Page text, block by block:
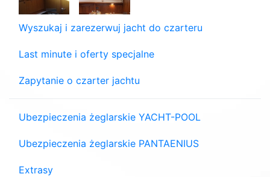
Wyszukaj i zarezerwuj jacht do czarteru
Last minute i oferty specjalne
Zapytanie o czarter jachtu
Ubezpieczenia żeglarskie YACHT-POOL
Ubezpieczenia żeglarskie PANTAENIUS
Extrasy